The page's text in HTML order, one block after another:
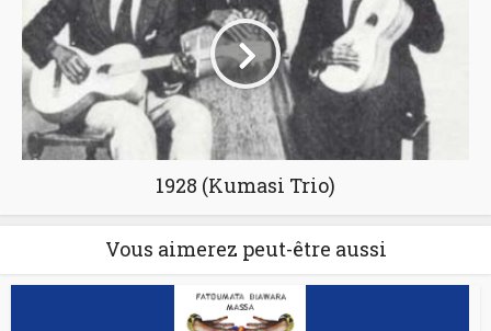
1928 (Kumasi Trio)
Vous aimerez peut-être aussi